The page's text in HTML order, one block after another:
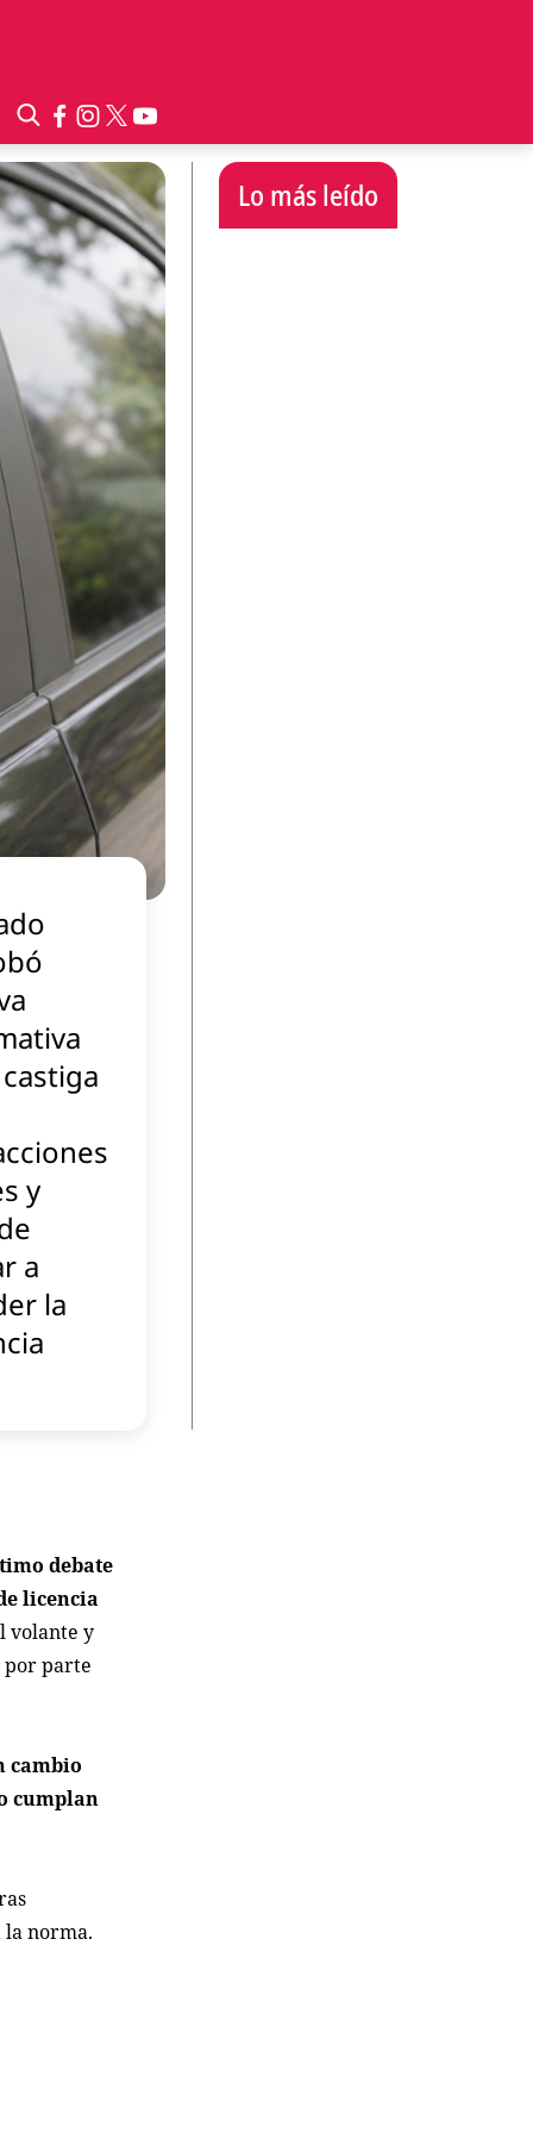
y
a
la
Lo más leído
debate
licencia
volante y
por parte
cambio
cumplan
la norma.